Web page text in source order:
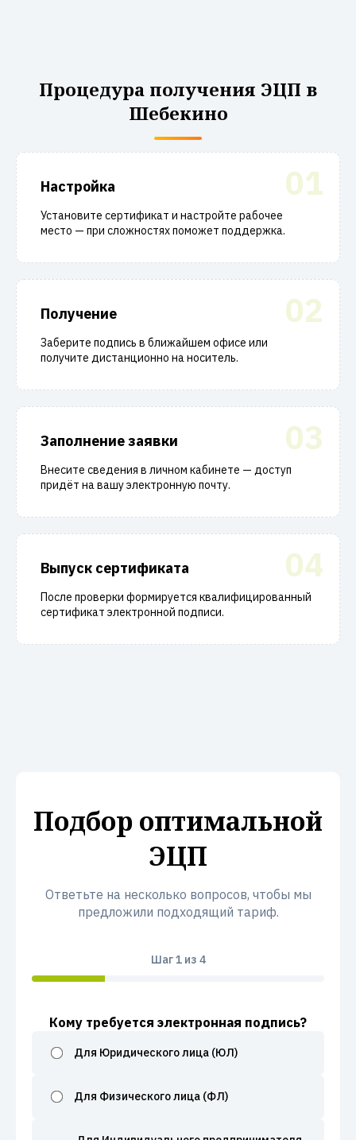
Процедура получения ЭЦП в
Шебекино
01
Настройка
Установите сертификат и настройте рабочее
место — при сложностях поможет поддержка.
02
Получение
Заберите подпись в ближайшем офисе или
получите дистанционно на носитель.
03
Заполнение заявки
Внесите сведения в личном кабинете — доступ
придёт на вашу электронную почту.
04
Выпуск сертификата
После проверки формируется квалифицированный
сертификат электронной подписи.
Подбор оптимальной
ЭЦП
Ответьте на несколько вопросов, чтобы мы
предложили подходящий тариф.
Шаг1из 4
Кому требуется электронная подпись?
Для Юридического лица (ЮЛ)
Для Физического лица (ФЛ)